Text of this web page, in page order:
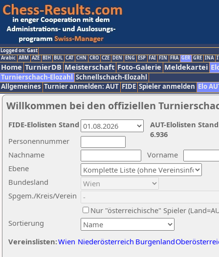
Logged on: Gast
Arabic ARM AZE BIH BUL CAT CHN CRO CZE DEN ENG ESP FAI FIN FRA GER GRE INA
Home TurnierDB Meisterschaft Foto-Galerie Meldekartei
Turnierschach-Elozahl Schnellschach-Elozahl
Allgemeines Turnier anmelden: AUT FIDE Spieler anmelden Elo
Willkommen bei den offiziellen
Nachname
Vorname
Ebene
Sortierung
Personennummer
Bundesland
Spgem./Kreis/Verein
Nur "österreichische" Spieler
Vereinslisten:Wien Niederösterreich Burgenland
AUT-Elolisten
6.936
FIDE-Elolisten Stand